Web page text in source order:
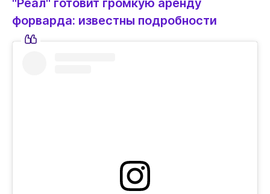
"Реал" готовит громкую аренду
форварда: известны подробности